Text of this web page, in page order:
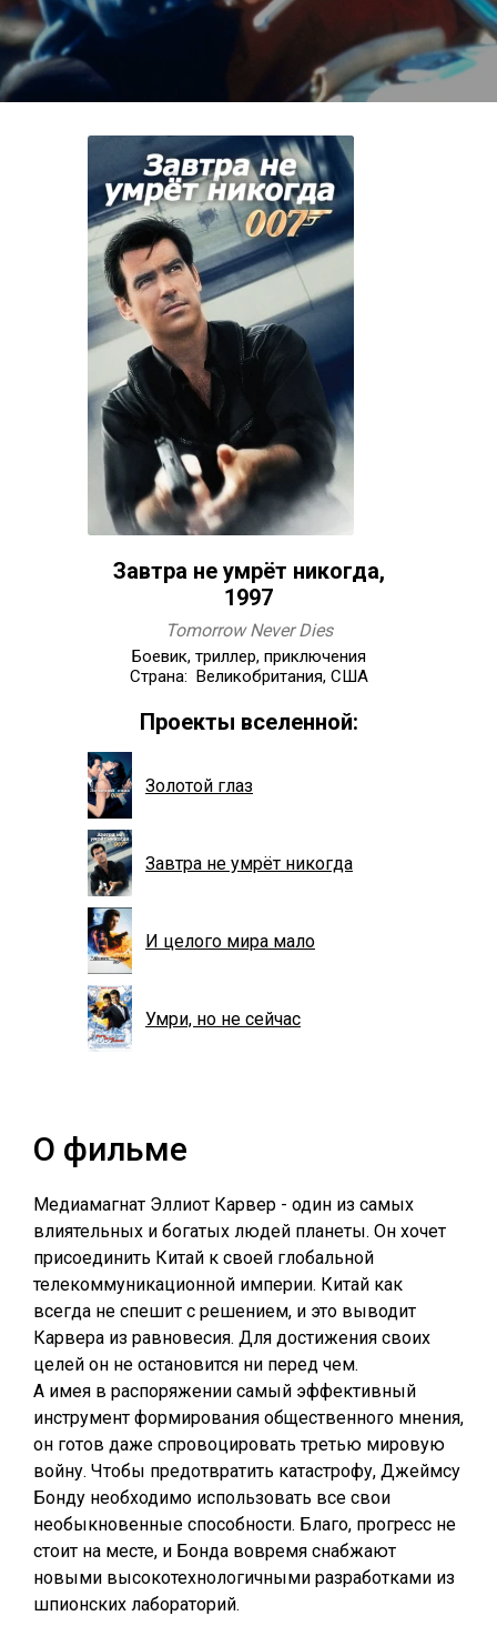
Завтра не умрёт никогда,
1997
Tomorrow Never Dies
Боевик, триллер, приключения
Страна: Великобритания, США
Проекты вселенной:
Золотой глаз
Завтра не умрёт никогда
И целого мира мало
Умри, но не сейчас
О фильме
Медиамагнат Эллиот Карвер - один из самых
влиятельных и богатых людей планеты. Он хочет
присоединить Китай к своей глобальной
телекоммуникационной империи. Китай как
всегда не спешит с решением, и это выводит
Карвера из равновесия. Для достижения своих
целей он не остановится ни перед чем.
А имея в распоряжении самый эффективный
инструмент формирования общественного мнения,
он готов даже спровоцировать третью мировую
войну. Чтобы предотвратить катастрофу, Джеймсу
Бонду необходимо использовать все свои
необыкновенные способности. Благо, прогресс не
стоит на месте, и Бонда вовремя снабжают
новыми высокотехнологичными разработками из
шпионских лабораторий.